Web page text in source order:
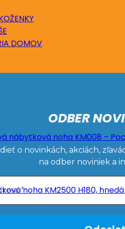
ODBER
o novinkách, akciách,
na odber noviniek a
DOMOV
nábytková noha KM008 –
noha KM2500 H180, hnedá